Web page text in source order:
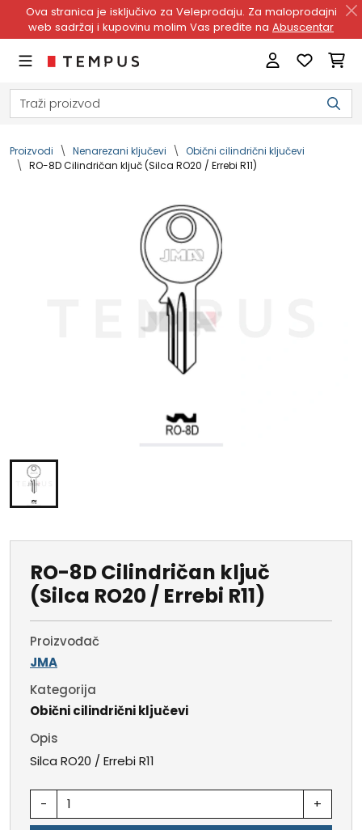
Ova stranica je isključivo za Veleprodaju. Za maloprodajni
web sadržaj i kupovinu molim Vas pređite na Abuscentar
Proizvodi Nenarezani ključevi
Obični cilindrični ključevi
RO-8D Cilindričan ključ (Silca RO20 / Errebi R11)
RO-8D Cilindričan ključ
(Silca RO20 / Errebi R11)
Proizvođač
JMA
Kategorija
Obični cilindrični ključevi
Opis
Silca RO20 / Errebi R11
- +